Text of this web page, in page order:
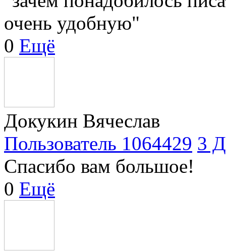
очень удобную"
0 Ещё
Докукин Вячеслав
Пользователь 1064429 3
Спасибо вам большое!
0 Ещё